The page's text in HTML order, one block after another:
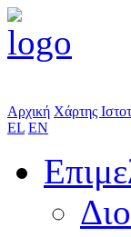
Αρχική Χάρτης
EL EN